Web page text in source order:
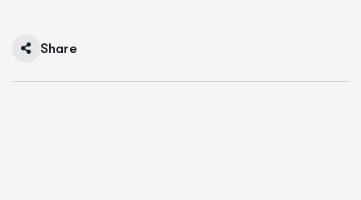
Share